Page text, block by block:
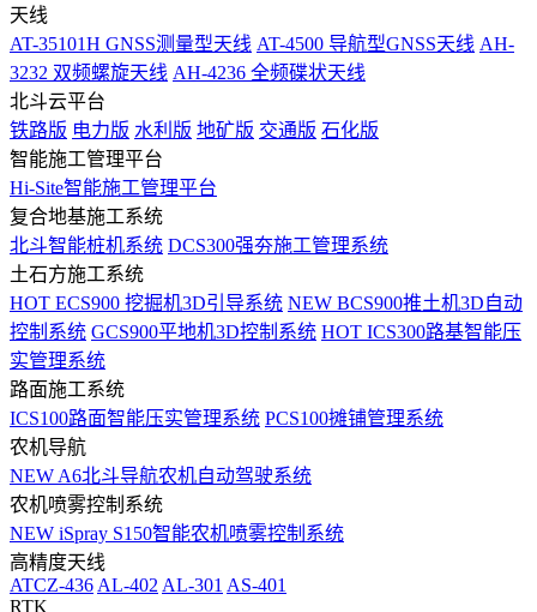
天线
AT-35101H GNSS测量型天线 AT-4500 导航型GNSS天线 AH-
3232 双频螺旋天线 AH-4236 全频碟状天线
北斗云平台
铁路版 电力版 水利版 地矿版 交通版 石化版
智能施工管理平台
Hi-Site智能施工管理平台
复合地基施工系统
北斗智能桩机系统 DCS300强夯施工管理系统
土石方施工系统
HOT ECS900 挖掘机3D引导系统 NEW BCS900推土机3D自动
控制系统 GCS900平地机3D控制系统 HOT ICS300路基智能压
实管理系统
路面施工系统
ICS100路面智能压实管理系统 PCS100摊铺管理系统
农机导航
NEW A6北斗导航农机自动驾驶系统
农机喷雾控制系统
NEW iSpray S150智能农机喷雾控制系统
高精度天线
ATCZ-436 AL-402 AL-301 AS-401
RTK